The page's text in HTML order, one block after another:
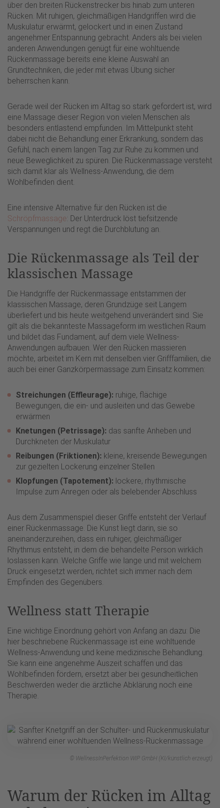
über den breiten Rückenstrecker bis hinab zum unteren
Rücken. Mit ruhigen, gleichmäßigen Handgriffen wird die
Muskulatur erwärmt, gelockert und in einen Zustand
angenehmer Entspannung gebracht. Anders als bei vielen
anderen Anwendungen genügt für eine wohltuende
Rückenmassage bereits eine kleine Auswahl an
Grundtechniken, die jeder mit etwas Übung sicher
beherrschen kann.
Gerade weil der Rücken im Alltag so stark gefordert ist, wird
eine Massage dieser Region von vielen Menschen als
besonders entlastend empfunden. Im Mittelpunkt steht
dabei nicht die Behandlung einer Erkrankung, sondern das
Gefühl, nach einem langen Tag zur Ruhe zu kommen und
neue Beweglichkeit zu spüren. Die Rückenmassage versteht
sich damit klar als Wellness-Anwendung, die dem
Wohlbefinden dient.
Eine intensive Alternative für den Rücken ist die
Schröpfmassage: Der Unterdruck löst tiefsitzende
Verspannungen und regt die Durchblutung an.
Die Rückenmassage als Teil der
klassischen Massage
Die Handgriffe der Rückenmassage entstammen der
klassischen Massage, deren Grundzüge seit Langem
überliefert und bis heute weitgehend unverändert sind. Sie
gilt als die bekannteste Massageform im westlichen Raum
und bildet das Fundament, auf dem viele Wellness-
Anwendungen aufbauen. Wer den Rücken massieren
möchte, arbeitet im Kern mit denselben vier Grifffamilien, die
auch bei einer Ganzkörpermassage zum Einsatz kommen:
Streichungen (Effleurage): ruhige, flächige
Bewegungen, die ein- und ausleiten und das Gewebe
erwärmen
Knetungen (Petrissage): das sanfte Anheben und
Durchkneten der Muskulatur
Reibungen (Friktionen): kleine, kreisende Bewegungen
zur gezielten Lockerung einzelner Stellen
Klopfungen (Tapotement): lockere, rhythmische
Impulse zum Anregen oder als belebender Abschluss
Aus dem Zusammenspiel dieser Griffe entsteht der Verlauf
einer Rückenmassage. Die Kunst liegt darin, sie so
aneinanderzureihen, dass ein ruhiger, gleichmäßiger
Rhythmus entsteht, in dem die behandelte Person wirklich
loslassen kann. Welche Griffe wie lange und mit welchem
Druck eingesetzt werden, richtet sich immer nach dem
Empfinden des Gegenübers.
Wellness statt Therapie
Eine wichtige Einordnung gehört von Anfang an dazu: Die
hier beschriebene Rückenmassage ist eine wohltuende
Wellness-Anwendung und keine medizinische Behandlung.
Sie kann eine angenehme Auszeit schaffen und das
Wohlbefinden fördern, ersetzt aber bei gesundheitlichen
Beschwerden weder die ärztliche Abklärung noch eine
Therapie.
© WellnessInPerfektion WIP GmbH (KI/künstlich erzeugt)
Warum der Rücken im Alltag